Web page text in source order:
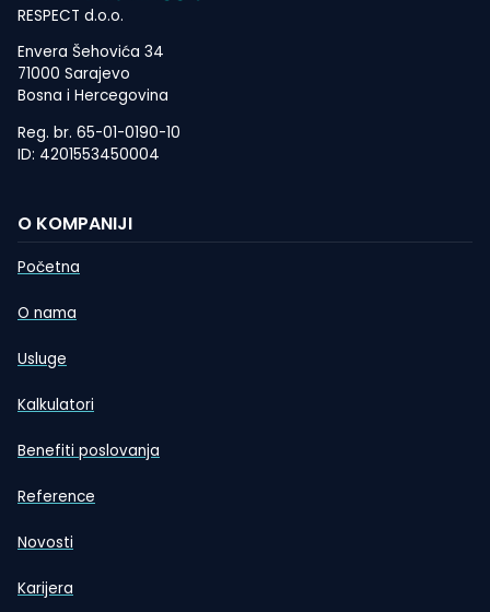
RESPECT d.o.o.
Envera Šehovića 34
71000 Sarajevo
Bosna i Hercegovina
Reg. br. 65-01-0190-10
ID: 4201553450004
O KOMPANIJI
Početna
O nama
Usluge
Kalkulatori
Benefiti poslovanja
Reference
Novosti
Karijera